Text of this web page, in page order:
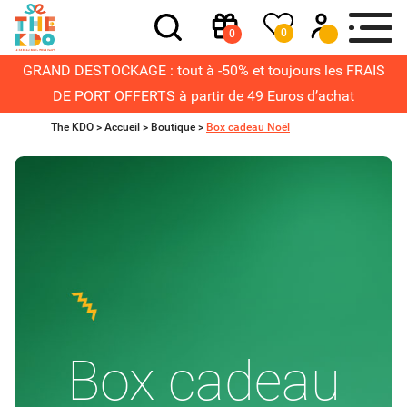
0 0
GRAND DESTOCKAGE : tout à -50% et toujours les FRAIS
DE PORT OFFERTS à partir de 49 Euros d’achat
The KDO > Accueil > Boutique > Box cadeau Noël
Box cadeau